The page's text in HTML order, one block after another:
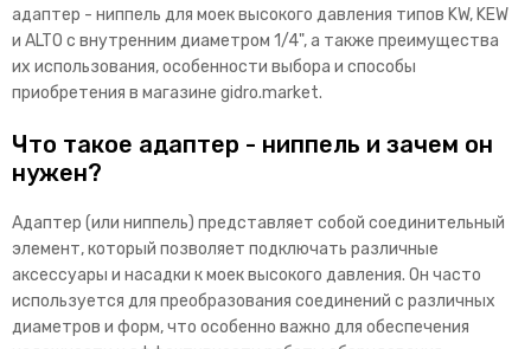
адаптер - ниппель для моек высокого давления типов KW, KEW
и ALTO с внутренним диаметром 1/4", а также преимущества
их использования, особенности выбора и способы
приобретения в магазине gidro.market.
Что такое адаптер - ниппель и зачем он
нужен?
Адаптер (или ниппель) представляет собой соединительный
элемент, который позволяет подключать различные
аксессуары и насадки к моек высокого давления. Он часто
используется для преобразования соединений с различных
диаметров и форм, что особенно важно для обеспечения